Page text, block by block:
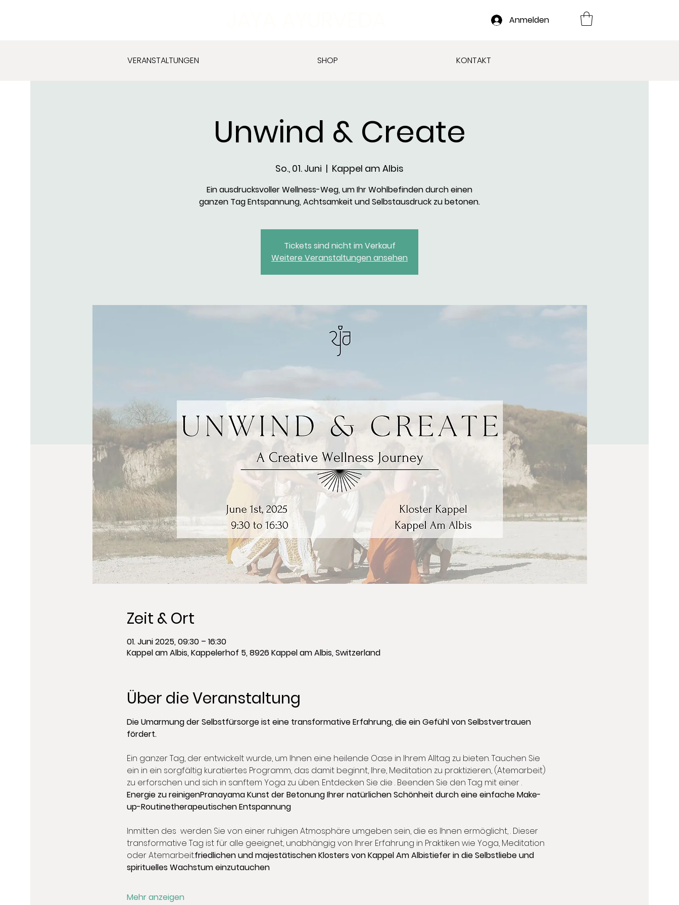
Anmelden
VERANSTALTUNGEN SHOP KONTAKT
Unwind & Create
So., 01. Juni
  |
Kappel am Albis
Ein ausdrucksvoller Wellness-Weg, um Ihr Wohlbefinden durch einen
ganzen Tag Entspannung, Achtsamkeit und Selbstausdruck zu betonen.
Tickets sind nicht im Verkauf
Weitere Veranstaltungen ansehen
Zeit & Ort
01. Juni 2025, 09:30 – 16:30
Kappel am Albis, Kappelerhof 5, 8926 Kappel am Albis, Switzerland
Über die Veranstaltung
Die Umarmung der Selbstfürsorge ist eine transformative Erfahrung, die ein Gefühl von Selbstvertrauen
fördert.
Ein ganzer Tag, der entwickelt wurde, um Ihnen eine heilende Oase in Ihrem Alltag zu bieten. Tauchen Sie
ein in ein sorgfältig kuratiertes Programm, das damit beginnt, Ihre, Meditation zu praktizieren, (Atemarbeit)
zu erforschen und sich in sanftem Yoga zu üben. Entdecken Sie die . Beenden Sie den Tag mit einer .
Energie zu reinigenPranayama Kunst der Betonung Ihrer natürlichen Schönheit durch eine einfache Make-
up-Routinetherapeutischen Entspannung
Inmitten des werden Sie von einer ruhigen Atmosphäre umgeben sein, die es Ihnen ermöglicht, . Dieser
transformative Tag ist für alle geeignet, unabhängig von Ihrer Erfahrung in Praktiken wie Yoga, Meditation
oder Atemarbeit.friedlichen und majestätischen Klosters von Kappel Am Albistiefer in die Selbstliebe und
spirituelles Wachstum einzutauchen
Mehr anzeigen